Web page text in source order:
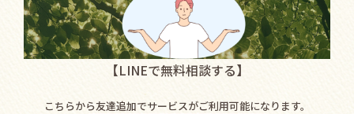
【LINEで無料相談する】
こちらから友達追加でサービスがご利用可能になります。